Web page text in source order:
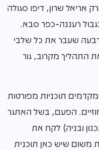
אריאל שרון, דיפו סגולה
רעננה-כפר סבא.
שעבר את כל שלבי
התהליך מקרוב, גור
תוכניות מפורטות
הפעם, בשל האתגר
ובניה) לקח את
משום שיש כאן תוכנית